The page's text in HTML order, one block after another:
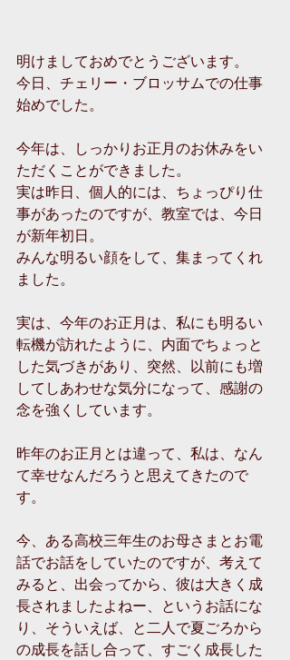
明けましておめでとうございます。
今日、チェリー・ブロッサムでの仕事
始めでした。
今年は、しっかりお正月のお休みをい
ただくことができました。
実は昨日、個人的には、ちょっぴり仕
事があったのですが、教室では、今日
が新年初日。
みんな明るい顔をして、集まってくれ
ました。
実は、今年のお正月は、私にも明るい
転機が訪れたように、内面でちょっと
した気づきがあり、突然、以前にも増
してしあわせな気分になって、感謝の
念を強くしています。
昨年のお正月とは違って、私は、なん
て幸せなんだろうと思えてきたので
す。
今、ある高校三年生のお母さまとお電
話でお話をしていたのですが、考えて
みると、出会ってから、彼は大きく成
長されましたよねー、というお話にな
り、そういえば、と二人で夏ごろから
の成長を話し合って、すごく成長した